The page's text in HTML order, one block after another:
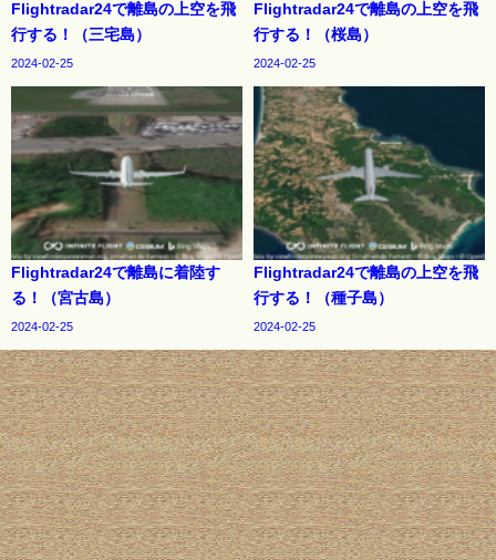
Flightradar24で離島の上空を飛
行する！（三宅島）
2024-02-25
Flightradar24で離島の上空を飛
行する！（桜島）
2024-02-25
Flightradar24で離島に着陸す
る！（宮古島）
2024-02-25
Flightradar24で離島の上空を飛
行する！（種子島）
2024-02-25